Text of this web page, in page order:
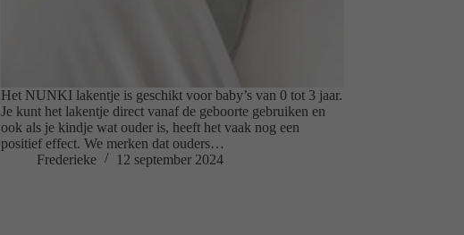
Het NUNKI lakentje is geschikt voor baby’s van 0 tot 3 jaar.
Je kunt het lakentje direct vanaf de geboorte gebruiken en
ook als je kindje wat ouder is, heeft het vaak nog een
positief effect. We merken dat ouders…
Frederieke
12 september 2024